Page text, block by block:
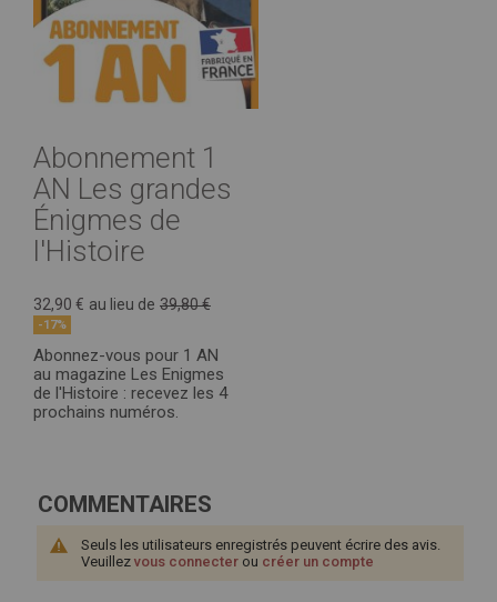
Abonnement 1
AN Les grandes
Énigmes de
l'Histoire
32,90 € au lieu de 39,80 €
-17%
Abonnez-vous pour 1 AN
au magazine Les Enigmes
de l'Histoire : recevez les 4
prochains numéros.
COMMENTAIRES
Seuls les utilisateurs enregistrés peuvent écrire des avis.
Veuillez vous connecter ou créer un compte